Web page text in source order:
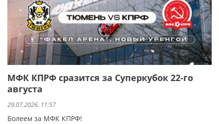
МФК КПРФ сразится за Суперкубок 22-го
августа
29.07.2026, 11:57
Болеем за МФК КПРФ!